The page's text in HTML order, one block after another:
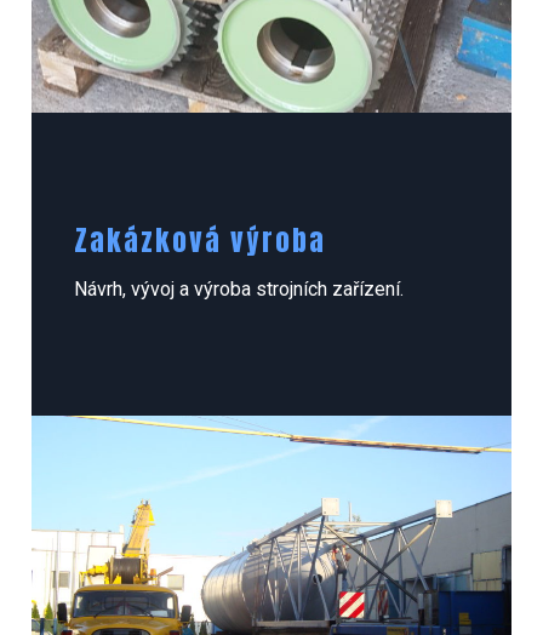
Zakázková výroba
Návrh, vývoj a výroba strojních zařízení.